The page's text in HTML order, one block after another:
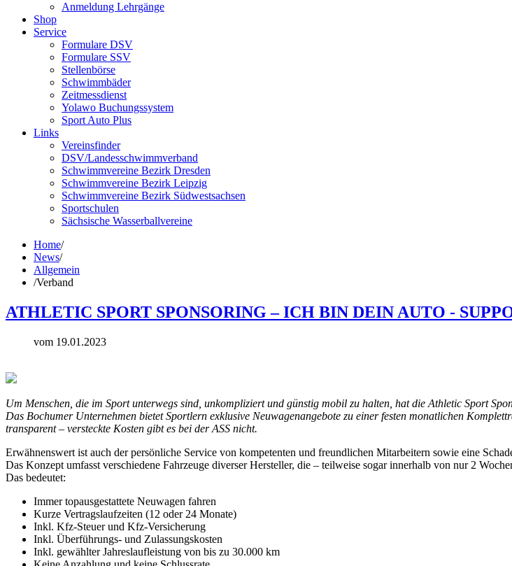
Anmeldung Lehrgänge
Shop
Service
Formulare DSV
Formulare SSV
Stellenbörse
Schwimmbäder
Zeitmessdienst
Yolawo Buchungssystem
Sport Auto Plus
Links
Vereinsfinder
DSV/Landesschwimmverband
Schwimmvereine Bezirk Dresden
Schwimmvereine Bezirk Leipzig
Schwimmvereine Bezirk Südwestsachsen
Sportschulen
Sächsische Wasserballvereine
Home/
News/
Allgemein
/Verband
ATHLETIC SPORT SPONSORING – ICH BIN DEIN AUTO -
vom 19.01.2023
Um Menschen, die im Sport unterwegs sind, unkompliziert und günstig mobil zu halten, hat die Athletic Sport
Das Bochumer Unternehmen bietet Sportlern exklusive Neuwagenangebote zu einer festen monatlichen
transparent – versteckte Kosten gibt es bei der ASS nicht.
Erwähnenswert ist auch der persönliche Service von kompetenten und freundlichen Mitarbeitern sowie eine
Das Konzept umfasst verschiedene Fahrzeuge diverser Hersteller, die – teilweise sogar innerhalb von nur 2
Das bedeutet:
Immer topausgestattete Neuwagen fahren
Kurze Vertragslaufzeiten (12 oder 24 Monate)
Inkl. Kfz-Steuer und Kfz-Versicherung
Inkl. Überführungs- und Zulassungskosten
Inkl. gewählter Jahreslaufleistung von bis zu 30.000 km